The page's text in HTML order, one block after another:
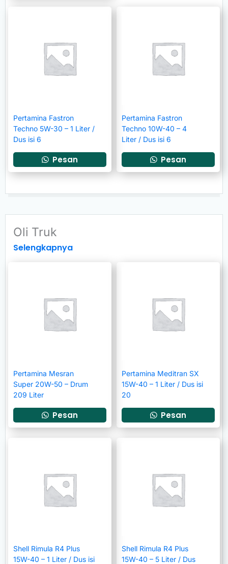
Pertamina Fastron
Techno 5W-30 – 1 Liter /
Dus isi 6
Pesan
Pertamina Fastron
Techno 10W-40 – 4
Liter / Dus isi 6
Pesan
Oli Truk
Selengkapnya
Pertamina Mesran
Super 20W-50 – Drum
209 Liter
Pesan
Pertamina Meditran SX
15W-40 – 1 Liter / Dus isi
20
Pesan
Shell Rimula R4 Plus
15W-40 – 1 Liter / Dus isi
Shell Rimula R4 Plus
15W-40 – 5 Liter / Dus